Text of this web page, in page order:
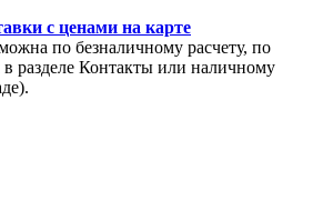
с ценами на карте
по безналичному расчету, по
разделе Контакты или наличному